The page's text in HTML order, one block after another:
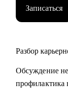
Записаться
Разбор
Обсуждение
профилактика